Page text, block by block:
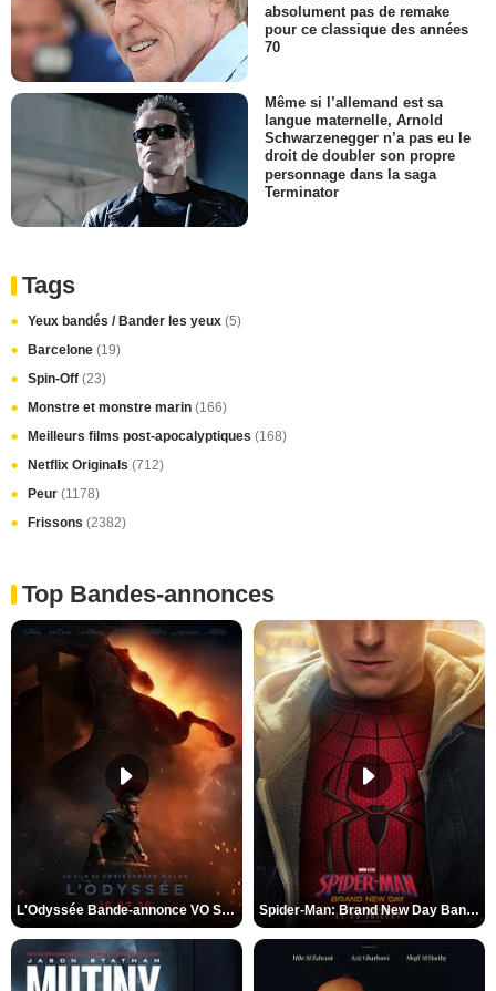
absolument pas de remake
pour ce classique des années
70
Même si l’allemand est sa
langue maternelle, Arnold
Schwarzenegger n’a pas eu le
droit de doubler son propre
personnage dans la saga
Terminator
Tags
Yeux bandés / Bander les yeux (5)
Barcelone (19)
Spin-Off (23)
Monstre et monstre marin (166)
Meilleurs films post-apocalyptiques (168)
Netflix Originals (712)
Peur (1178)
Frissons (2382)
Top Bandes-annonces
L'Odyssée Bande-annonce VO STFR Spider-Man: Brand New Day Bande-annonce VO STFR